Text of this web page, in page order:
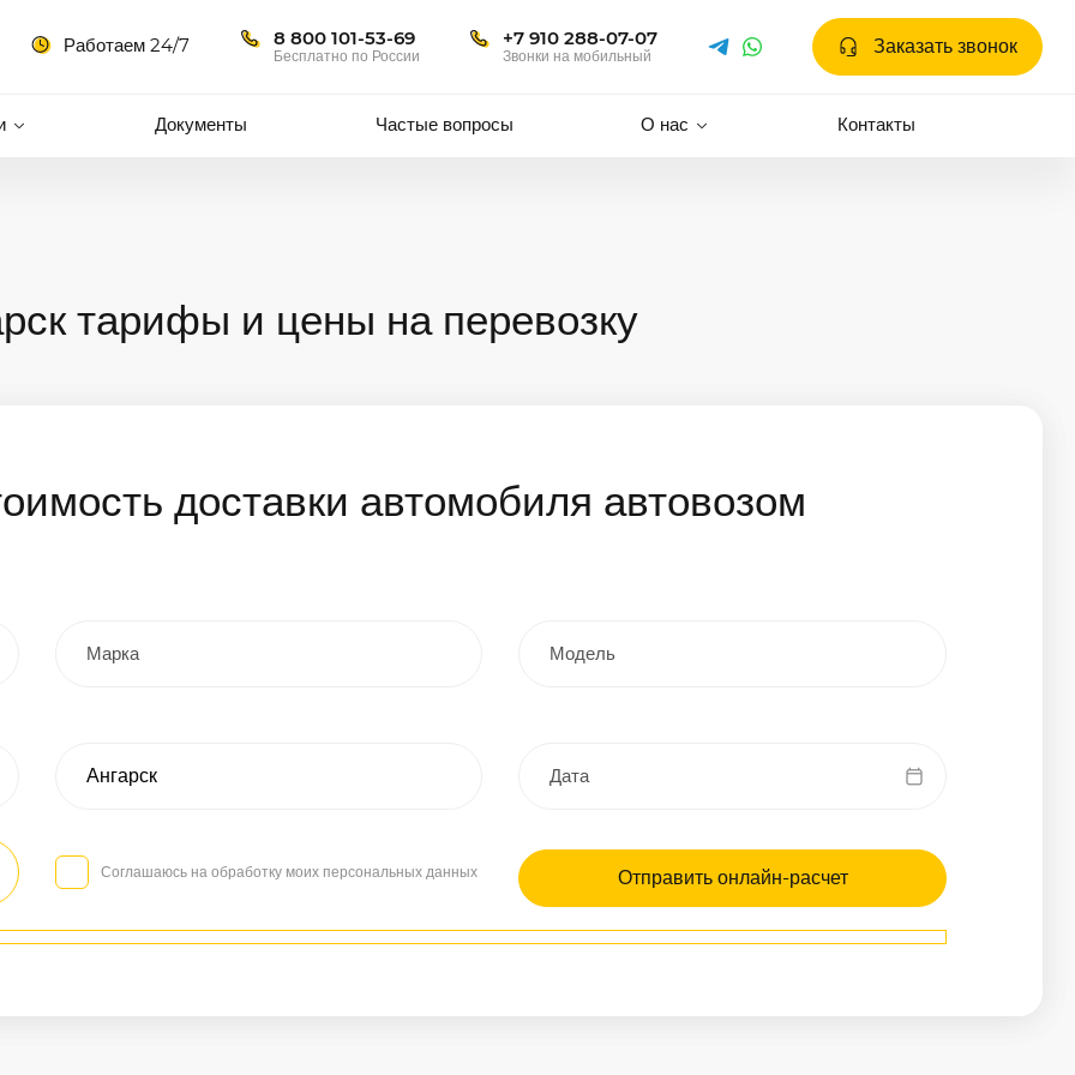
Работаем 24/7 8 800 101-53-69
Бесплатно по России
+7 910 288-07-07
Звонки на мобильный Заказать звонок
Документы Частые вопросы О нас Контакты
тарифы и цены на перевозку
доставки автомобиля автовозом
Соглашаюсь на обработку моих персональных данных